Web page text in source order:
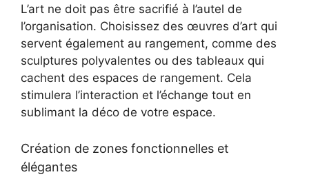
L’art ne doit pas être sacrifié à l’autel de
l’organisation. Choisissez des œuvres d’art qui
servent également au rangement, comme des
sculptures polyvalentes ou des tableaux qui
cachent des espaces de rangement. Cela
stimulera l’interaction et l’échange tout en
sublimant la déco de votre espace.
Création de zones fonctionnelles et
élégantes